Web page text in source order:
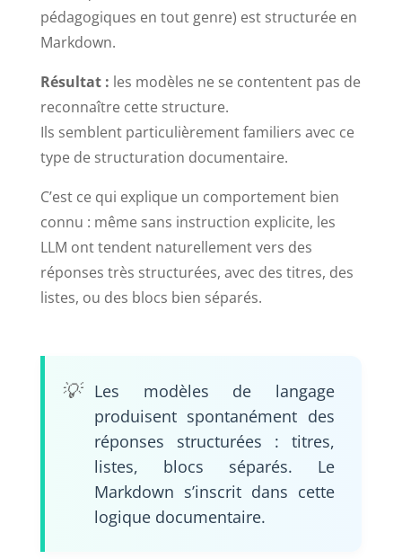
pédagogiques en tout genre) est structurée en
Markdown.
Résultat : les modèles ne se contentent pas de
reconnaître cette structure.
Ils semblent particulièrement familiers avec ce
type de structuration documentaire.
C’est ce qui explique un comportement bien
connu : même sans instruction explicite, les
LLM ont tendent naturellement vers des
réponses très structurées, avec des titres, des
listes, ou des blocs bien séparés.
Les modèles de langage
produisent spontanément des
réponses structurées : titres,
listes, blocs séparés. Le
Markdown s’inscrit dans cette
logique documentaire.